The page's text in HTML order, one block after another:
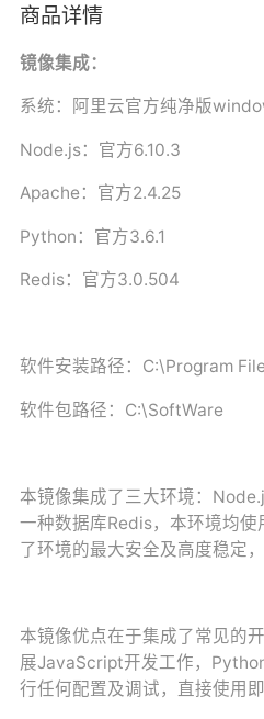
在几乎所有广泛使用的计算机平台
通过简单的API扩充，将Perl/
GPL(GNU General Public License)协议[2] 。
Python具有丰富和强大的库。它常
商品详情
镜像集成：
系统：阿里云官方纯净版
Node.js：官方6.10.3
Apache ：官方2.4.25
Python ：官方3.6.1
Redis：官方3.0.504
软件安装路径：C:\Program
软件包路径： C:\SoftWare
本镜像集成了三大环境：
一种数据库Redis，本环境均使
了环境的最大安全及高度稳定
本镜像优点在于集成了常见的
展JavaScript开发工作，
行任何配置及调试，直接使用即